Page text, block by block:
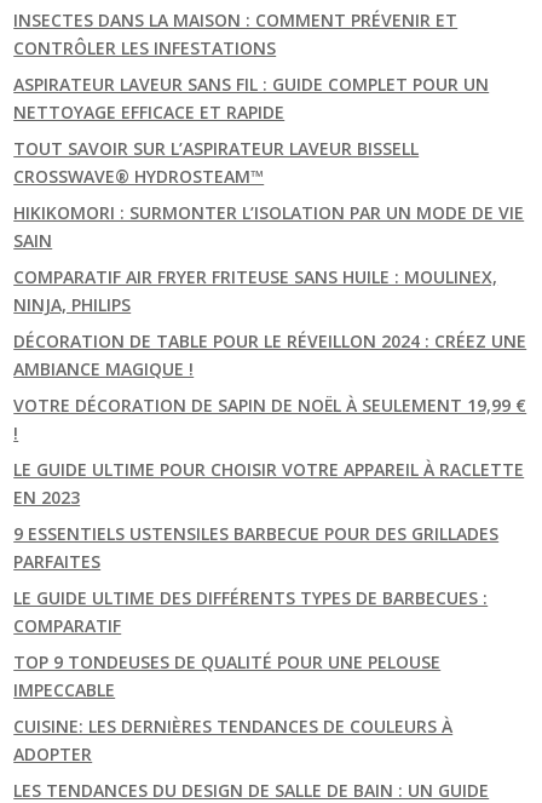
INSECTES DANS LA MAISON : COMMENT PRÉVENIR ET
CONTRÔLER LES INFESTATIONS
ASPIRATEUR LAVEUR SANS FIL : GUIDE COMPLET POUR UN
NETTOYAGE EFFICACE ET RAPIDE
TOUT SAVOIR SUR L’ASPIRATEUR LAVEUR BISSELL
CROSSWAVE® HYDROSTEAM™
HIKIKOMORI : SURMONTER L’ISOLATION PAR UN MODE DE VIE
SAIN
COMPARATIF AIR FRYER FRITEUSE SANS HUILE : MOULINEX,
NINJA, PHILIPS
DÉCORATION DE TABLE POUR LE RÉVEILLON 2024 : CRÉEZ UNE
AMBIANCE MAGIQUE !
VOTRE DÉCORATION DE SAPIN DE NOËL À SEULEMENT 19,99 €
!
LE GUIDE ULTIME POUR CHOISIR VOTRE APPAREIL À RACLETTE
EN 2023
9 ESSENTIELS USTENSILES BARBECUE POUR DES GRILLADES
PARFAITES
LE GUIDE ULTIME DES DIFFÉRENTS TYPES DE BARBECUES :
COMPARATIF
TOP 9 TONDEUSES DE QUALITÉ POUR UNE PELOUSE
IMPECCABLE
CUISINE: LES DERNIÈRES TENDANCES DE COULEURS À
ADOPTER
LES TENDANCES DU DESIGN DE SALLE DE BAIN : UN GUIDE